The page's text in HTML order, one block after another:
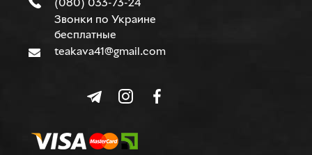
Звонки по Украине
бесплатные
teakava41@gmail.com